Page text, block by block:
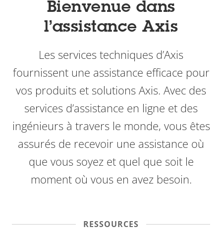
Bienvenue dans
l’assistance Axis
Les services techniques d’Axis
fournissent une assistance efficace pour
vos produits et solutions Axis. Avec des
services d’assistance en ligne et des
ingénieurs à travers le monde, vous êtes
assurés de recevoir une assistance où
que vous soyez et quel que soit le
moment où vous en avez besoin.
RESSOURCES